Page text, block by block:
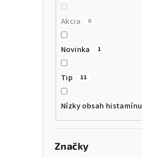
Akcia 0
Novinka 1
Tip 11
Nízky obsah histamínu
Značky